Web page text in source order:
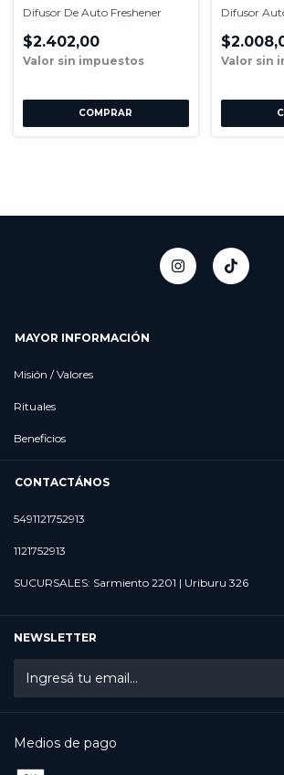
Difusor De Auto Freshener
$2.402,00
Difusor
MAYOR INFORMACIÓN
Misión / Valores
Rituales
Beneficios
CONTACTÁNOS
5491121752913
1121752913
SUCURSALES: Sarmiento 2201 | Uriburu 326
NEWSLETTER
Medios de pago